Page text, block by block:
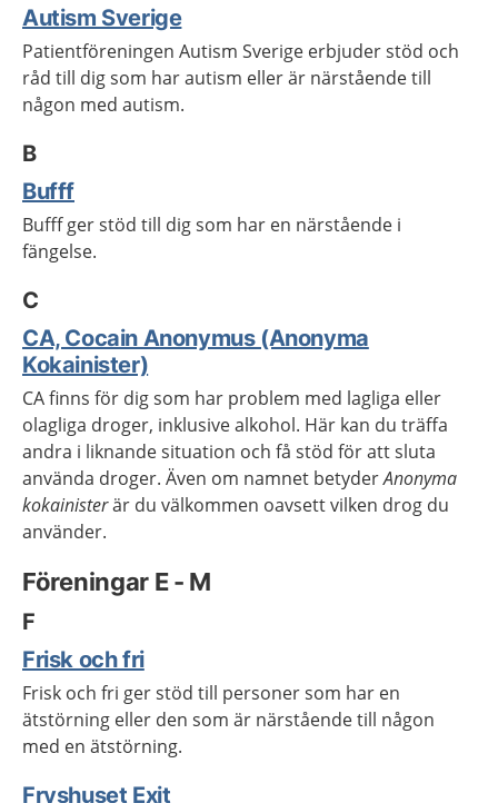
Autism Sverige
Patientföreningen Autism Sverige erbjuder stöd och
råd till dig som har autism eller är närstående till
någon med autism.
B
Bufff
Bufff ger stöd till dig som har en närstående i
fängelse.
C
CA, Cocain Anonymus (Anonyma
Kokainister)
CA finns för dig som har problem med lagliga eller
olagliga droger, inklusive alkohol. Här kan du träffa
andra i liknande situation och få stöd för att sluta
använda droger. Även om namnet betyderAnonyma
kokainisterär du välkommen oavsett vilken drog du
använder.
Föreningar E - M
F
Frisk och fri
Frisk och fri ger stöd till personer som har en
ätstörning eller den som är närstående till någon
med en ätstörning.
Fryshuset Exit